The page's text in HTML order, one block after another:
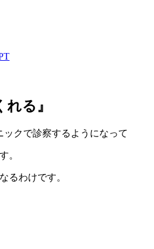
れる』
クで診察するようになって
。
るわけです。